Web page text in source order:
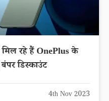
रहे हैं OnePlus के
डिस्काउंट
4th Nov 2023